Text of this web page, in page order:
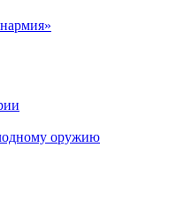
оружию